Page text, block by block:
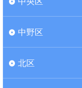
中野区
北区